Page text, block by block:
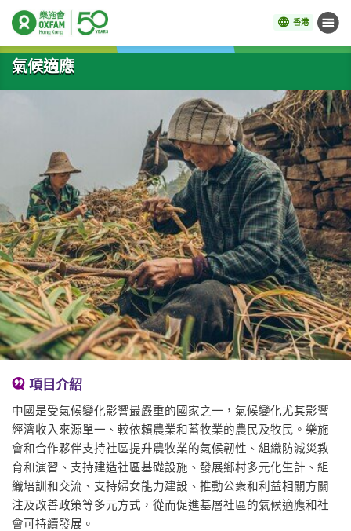
香港 目錄
開始主要內容
氣候適應
項目介紹
中國是受氣候變化影響最嚴重的國家之一，氣候變化尤其影響
經濟收入來源單一、較依賴農業和蓄牧業的農民及牧民。樂施
會和合作夥伴支持社區提升農牧業的氣候韌性、組織防減災教
育和演習、支持建造社區基礎設施、發展鄉村多元化生計、組
織培訓和交流、支持婦女能力建設、推動公衆和利益相關方關
注及改善政策等多元方式，從而促進基層社區的氣候適應和社
會可持續發展。